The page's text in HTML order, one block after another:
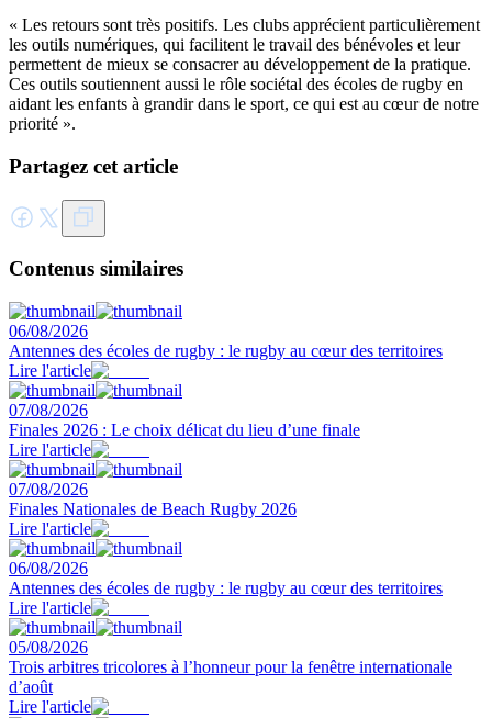
« Les retours sont très positifs. Les clubs apprécient particulièrement
les outils numériques, qui facilitent le travail des bénévoles et leur
permettent de mieux se consacrer au développement de la pratique.
Ces outils soutiennent aussi le rôle sociétal des écoles de rugby en
aidant les enfants à grandir dans le sport, ce qui est au cœur de notre
priorité ».
Partagez cet article
Contenus similaires
06/08/2026
Antennes des écoles de rugby : le rugby au cœur des territoires
Lire l'article
07/08/2026
Finales 2026 : Le choix délicat du lieu d’une finale
Lire l'article
07/08/2026
Finales Nationales de Beach Rugby 2026
Lire l'article
06/08/2026
Antennes des écoles de rugby : le rugby au cœur des territoires
Lire l'article
05/08/2026
Trois arbitres tricolores à l’honneur pour la fenêtre internationale
d’août
Lire l'article